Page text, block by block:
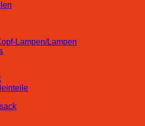
Lampen/Lampen